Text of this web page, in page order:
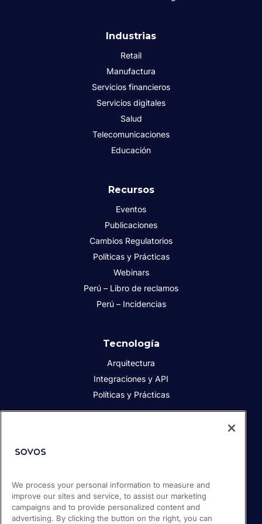
Industrias
Retail
Manufactura
Servicios financieros
Servicios digitales
Salud
Telecomunicaciones
Educación
Recursos
Eventos
Publicaciones
Cambios Regulatorios
Políticas y Prácticas
Webinars
Perú – Libro de reclamos
Perú – Incidencias
Tecnología
Arquitectura
Integraciones y API
Políticas y Prácticas
Responsabilidad social
Soporte / Portal de clientes
Empleos
We process your personal information to measure and
improve our sites and service, to assist our marketing
campaigns and to provide personalized content and
advertising. By clicking the button on the right, you can